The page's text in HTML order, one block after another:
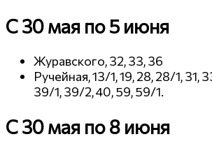
С 30 мая по 5 июня
Журавского, 32, 33, 36
Ручейная, 13/1, 19, 28, 28/1, 31,
39/1, 39/2, 40, 59, 59/1.
С 30 мая по 8 июня